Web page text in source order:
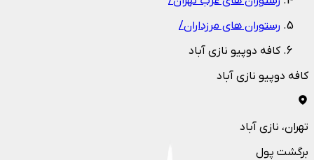
رستوران های مرزداران/
کافه دوپیو نازی آباد
کافه دوپیو نازی آباد
تهران، نازی آباد
برگشت پول